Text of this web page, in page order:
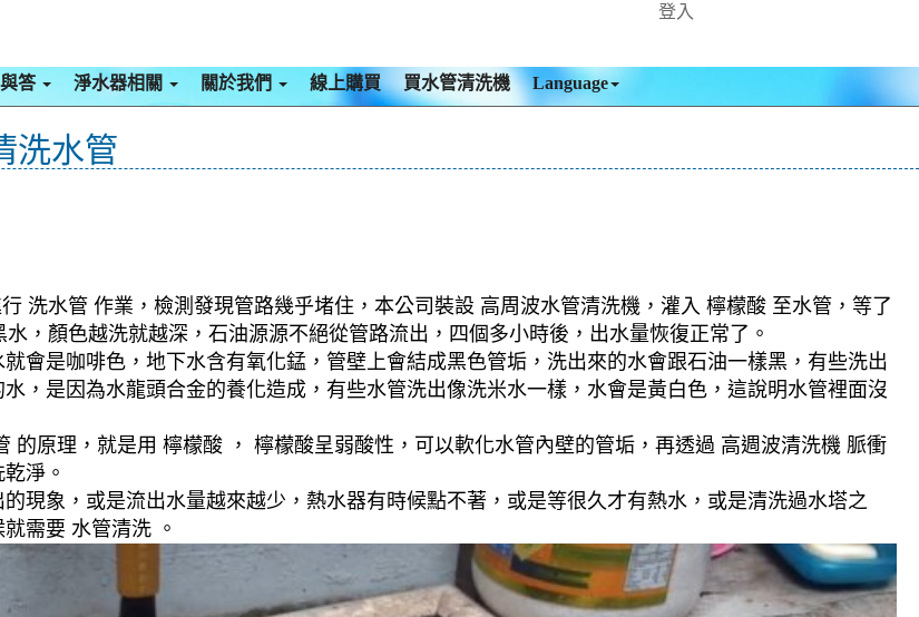
登入
答 淨水器相關 關於我們 線上購買 買水管清洗機 Language
洗水管
洗水管 作業，檢測發現管路幾乎堵住，本公司裝設 高周波水管清洗機，灌入 檸檬酸 至水管，等了
，顏色越洗就越深，石油源源不絕從管路流出，四個多小時後，出水量恢復正常了。
會是咖啡色，地下水含有氧化錳，管壁上會結成黑色管垢，洗出來的水會跟石油一樣黑，有些洗出
，是因為水龍頭合金的養化造成，有些水管洗出像洗米水一樣，水會是黃白色，這說明水管裡面沒
原理，就是用 檸檬酸 ， 檸檬酸呈弱酸性，可以軟化水管內壁的管垢，再透過 高週波清洗機 脈衝
淨。
現象，或是流出水量越來越少，熱水器有時候點不著，或是等很久才有熱水，或是清洗過水塔之
需要 水管清洗 。